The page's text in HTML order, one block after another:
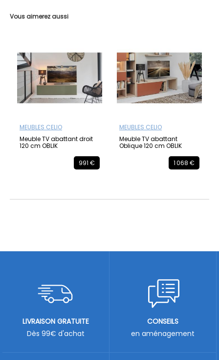
Vous aimerez aussi
MEUBLES CELIO
Meuble TV abattant droit
120 cm OBLIK
991 €
MEUBLES CELIO
Meuble TV abattant
Oblique 120 cm OBLIK
1 068 €
LIVRAISON GRATUITE
Dès 99€ d'achat
CONSEILS
en aménagement